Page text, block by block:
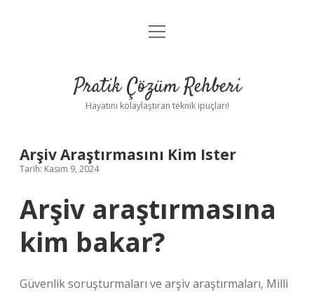
Anasayfa
Yasal Uyarı
menüyü
Pratik Çözüm Rehberi
Hayatını kolaylaştıran teknik ipuçları!
Arşiv Araştırmasını Kim Ister
Tarih: Kasım 9, 2024
Arşiv araştırmasına
kim bakar?
Güvenlik soruşturmaları ve arşiv araştırmaları, Milli